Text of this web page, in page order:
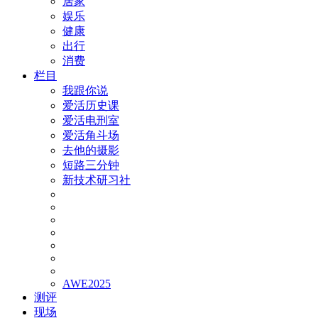
娱乐
健康
出行
消费
栏目
我跟你说
爱活历史课
爱活电刑室
爱活角斗场
去他的摄影
短路三分钟
新技术研习社
AWE2025
测评
现场